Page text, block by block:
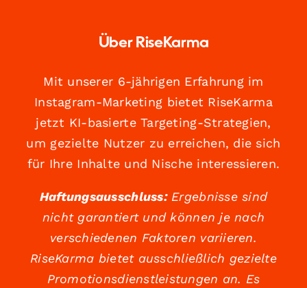
Über RiseKarma
Mit unserer 6-jährigen Erfahrung im
Instagram-Marketing bietet RiseKarma
jetzt KI-basierte Targeting-Strategien,
um gezielte Nutzer zu erreichen, die sich
für Ihre Inhalte und Nische interessieren.
Haftungsausschluss:Ergebnisse sind
nicht garantiert und können je nach
verschiedenen Faktoren variieren.
RiseKarma bietet ausschließlich gezielte
Promotionsdienstleistungen an. Es